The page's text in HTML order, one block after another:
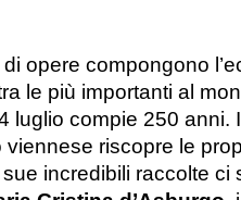
opere compongono
le più importanti al
luglio compie 250 anni.
viennese riscopre le
incredibili raccolte ci